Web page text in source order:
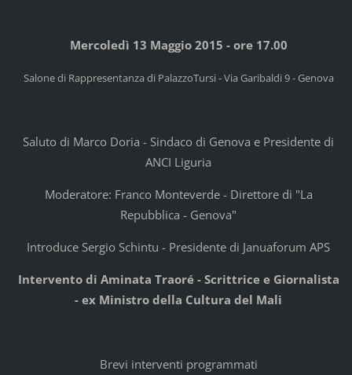
Mercoledì 13 Maggio 2015 - ore 17.00
Salone di Rappresentanza di PalazzoTursi - Via Garibaldi 9 - Genova
Saluto di Marco Doria - Sindaco di Genova e Presidente di
ANCI Liguria
Moderatore: Franco Monteverde - Direttore di "La
Repubblica - Genova"
Introduce Sergio Schintu - Presidente di Januaforum APS
Intervento di Aminata Traoré - Scrittrice e Giornalista
- ex Ministro della Cultura del Mali
Brevi interventi programmati